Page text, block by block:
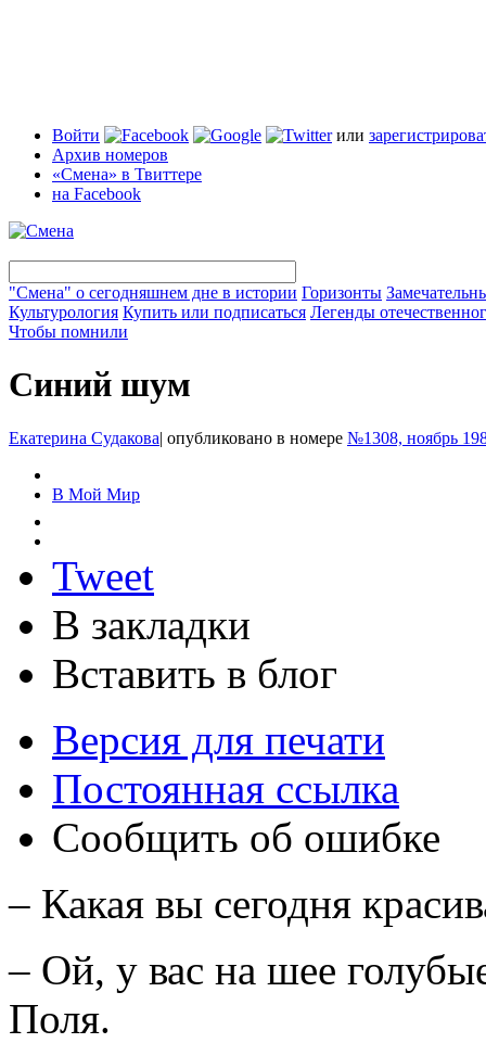
Войти или
Архив номеров
«Смена» в Твиттере
на Facebook
"Смена" о сегодняшнем дне в истории Горизонты
Культурология Купить или подписаться Легенды
Чтобы помнили
Синий шум
Екатерина Судакова| опубликовано в номере №1308, ноябрь
В Мой Мир
Tweet
В закладки
Вставить в блог
Версия для печати
Постоянная ссылка
Сообщить об ошибке
– Какая вы сегодня
– Ой, у вас на шее
Поля.